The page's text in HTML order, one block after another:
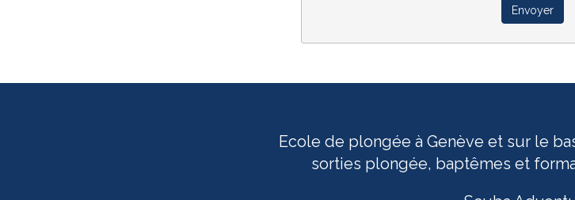
Envoyer
Ecole de plongée à Genève et sur le
sorties plongée, baptêmes et